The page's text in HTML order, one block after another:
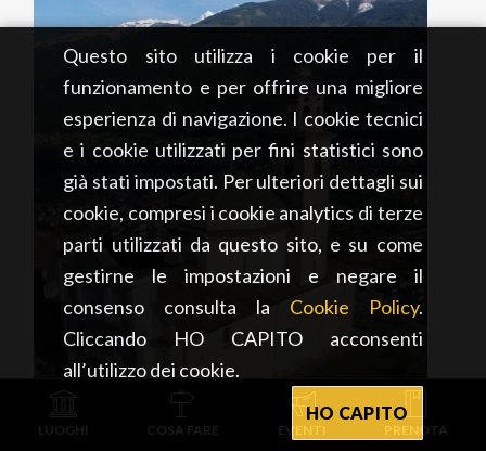
Questo sito utilizza i cookie per il
funzionamento e per offrire una migliore
esperienza di navigazione. I cookie tecnici
e i cookie utilizzati per fini statistici sono
già stati impostati. Per ulteriori dettagli sui
cookie, compresi i cookie analytics di terze
parti utilizzati da questo sito, e su come
gestirne le impostazioni e negare il
consenso consulta la Cookie Policy.
Cliccando HO CAPITO acconsenti
all’utilizzo dei cookie.
HO CAPITO
LUOGHI COSA FARE EVENTI PRENOTA